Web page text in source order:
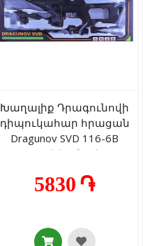
Խաղալիք Դրագունովի
դիպուկահար հրացան
Dragunov SVD 116-6B
լույսով/ձայնով 3+
5830 ֏